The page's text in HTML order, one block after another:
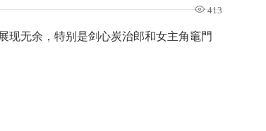
413
现无余，特别是剑心炭治郎和女主角竈門